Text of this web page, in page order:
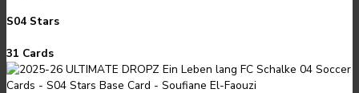
S04 Stars
31 Cards